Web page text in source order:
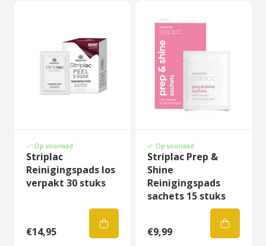
Op voorraad
Striplac
Reinigingspads los
verpakt 30 stuks
€14,95
Op voorraad
Striplac Prep &
Shine
Reinigingspads
sachets 15 stuks
€9,99